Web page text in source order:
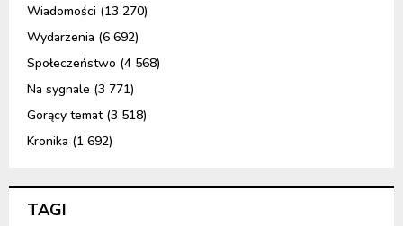
Wiadomości (13 270)
Wydarzenia (6 692)
Społeczeństwo (4 568)
Na sygnale (3 771)
Gorący temat(3 518)
Kronika (1 692)
TAGI